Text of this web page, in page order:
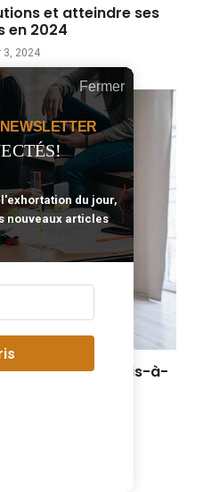
et atteindre ses
en 2024
3, 2024
des parents vis-à-
Fermer
du jour,
nouveaux articles